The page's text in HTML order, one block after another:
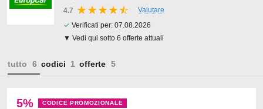
4.7
Valutare
✓ Verificati per: 07.08.2026
▼ Vedi qui sotto 6 offerte attuali
tutto codici offerte
5% CODICE PROMOZIONALE